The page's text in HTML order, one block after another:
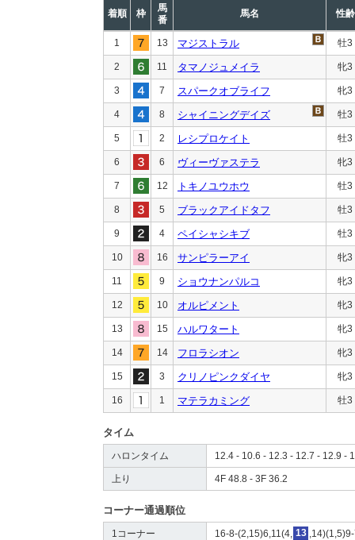
着順 枠
馬
番
馬名 性齢
1 13 マジストラル 牡3
2 11 タマノジュメイラ 牝3
3 7 スパークオブライフ 牝3
4 8 シャイニングデイズ 牡3
5 2 レシプロケイト 牡3
6 6 ヴィーヴァステラ 牝3
7 12 トキノユウホウ 牡3
8 5 ブラックアイドタフ 牡3
9 4 ペイシャシキブ 牡3
10 16 サンピラーアイ 牝3
11 9 ショウナンパルコ 牝3
12 10 オルピメント 牝3
13 15 ハルワタート 牝3
14 14 フロラシオン 牝3
15 3 クリノピンクダイヤ 牝3
16 1 マテラカミング 牡3
タイム
ハロンタイム 12.4 - 10.6 - 12.3 - 12.7 - 12.9 -
上り 4F 48.8 - 3F 36.2
コーナー通過順位
1コーナー 16-8-(2,15)6,11(4, 13